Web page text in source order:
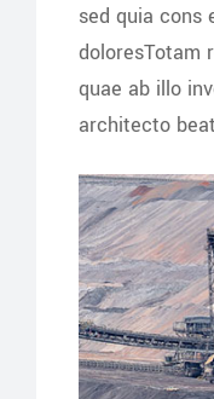
sed quia cons
doloresTotam
quae ab illo
architecto